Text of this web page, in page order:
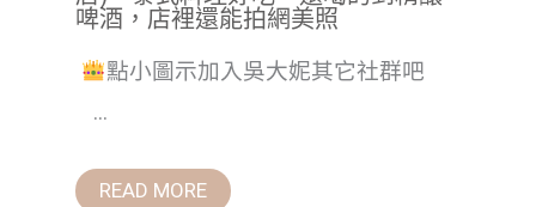
啤酒，店裡還能拍網美照
點小圖示加入吳大妮其它社群吧
...
READ MORE